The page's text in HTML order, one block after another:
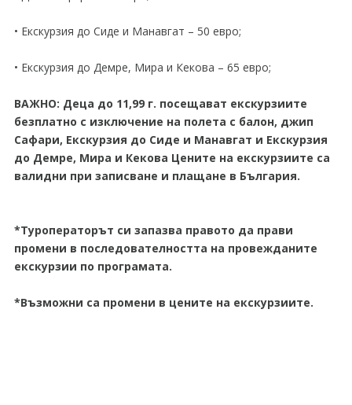
• Екскурзия до Сиде и Манавгат – 50 евро;
• Екскурзия до Демре, Мира и Кекова – 65 евро;
ВАЖНО: Деца до 11,99 г. посещават екскурзиите
безплатно с изключение на полета с балон, джип
Сафари, Екскурзия до Сиде и Манавгат и Екскурзия
до Демре, Мира и Кекова Цените на екскурзиите са
валидни при записване и плащане в България.
*Туроператорът си запазва правото да прави
промени в последователността на провежданите
екскурзии по програмата.
*Възможни са промени в цените на екскурзиите.